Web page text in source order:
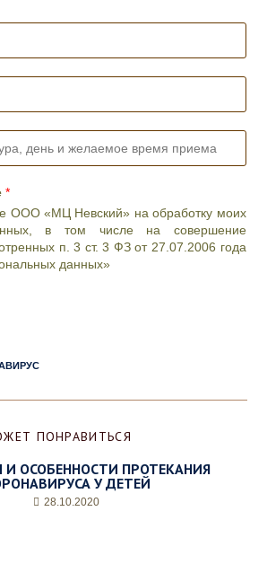
*
ООО «МЦ Невский» на обработку моих
в том числе на совершение
п. 3 ст. 3 ФЗ от 27.07.2006 года
данных»
ПОНРАВИТЬСЯ
ОСОБЕННОСТИ ПРОТЕКАНИЯ
У ДЕТЕЙ
28.10.2020